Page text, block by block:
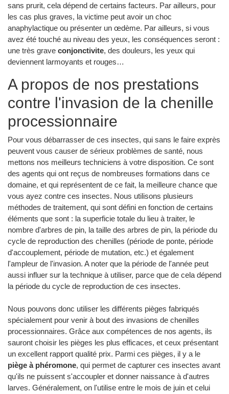
sans prurit, cela dépend de certains facteurs. Par ailleurs, pour
les cas plus graves, la victime peut avoir un choc
anaphylactique ou présenter un œdème. Par ailleurs, si vous
avez été touché au niveau des yeux, les conséquences seront :
une très grave conjonctivite, des douleurs, les yeux qui
deviennent larmoyants et rouges…
A propos de nos prestations
contre l'invasion de la chenille
processionnaire
Pour vous débarrasser de ces insectes, qui sans le faire exprès
peuvent vous causer de sérieux problèmes de santé, nous
mettons nos meilleurs techniciens à votre disposition. Ce sont
des agents qui ont reçus de nombreuses formations dans ce
domaine, et qui représentent de ce fait, la meilleure chance que
vous ayez contre ces insectes. Nous utilisons plusieurs
méthodes de traitement, qui sont défini en fonction de certains
éléments que sont : la superficie totale du lieu à traiter, le
nombre d'arbres de pin, la taille des arbres de pin, la période du
cycle de reproduction des chenilles (période de ponte, période
d'accouplement, période de mutation, etc.) et également
l'ampleur de l'invasion. A noter que la période de l'année peut
aussi influer sur la technique à utiliser, parce que de cela dépend
la période du cycle de reproduction de ces insectes.
Nous pouvons donc utiliser les différents pièges fabriqués
spécialement pour venir à bout des invasions de chenilles
processionnaires. Grâce aux compétences de nos agents, ils
sauront choisir les pièges les plus efficaces, et ceux présentant
un excellent rapport qualité prix. Parmi ces pièges, il y a le
piège à phéromone, qui permet de capturer ces insectes avant
qu'ils ne puissent s'accoupler et donner naissance à d'autres
larves. Généralement, on l'utilise entre le mois de juin et celui